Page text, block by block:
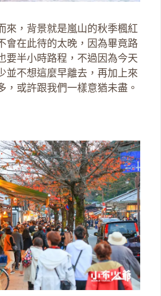
來，背景就是嵐山的秋季楓紅
會在此待的太晚，因為畢竟路
要半小時路程，不過因為今天
並不想這麼早離去，再加上來
，或許跟我們一樣意猶未盡。